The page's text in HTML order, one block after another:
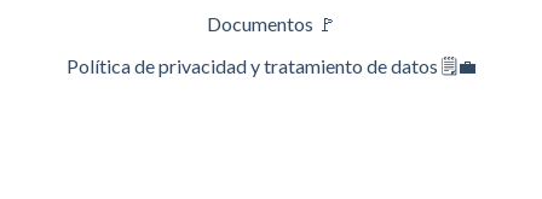
Documentos 🚩
Política de privacidad y tratamiento de datos 🗒️💼